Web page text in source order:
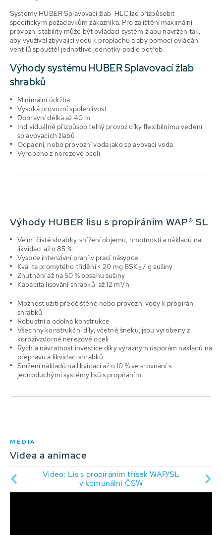
Systémy HUBER Splavovací žlab HLC lze přizpůsobit
specifickým požadavkům zákazníka. Pro zajištění maximální
provozní stability může být ovládací systém žlabu navržen tak,
aby využíval zbývající vodu k proplachu a aby pomocí ovládání
ventilů spouštěl jednotlivé jednotky podle potřeb.
Výhody systému HUBER Splavovací žlab
shrabků
Minimální údržba
Vysoká provozní spolehlivost
Dopravní délka až 40 m
Individuálně přizpůsobitelný provoz díky flexibilnímu vedení
splavovacích žlabů
Odpadní, nebo provozní voda jako splavovací voda
Vyrobeno z nerezové oceli
Výhody HUBER lisu s propíráním WAP® SL
Velmi čisté shrabky, snížení objemu, hmotnosti a nákladů na
likvidaci až o 85 %
Vysoce intenzivní praní v prací násypce.
Kvalita promytého třídění < 20 mg BSK5/ g sušiny
Zhutnění až na 50 % obsahu sušiny
Kapacita lisování shrabků až 12 m³/h
Možnost užití předčištěné nebo provozní vody k propírání
shrabků.
Robustní a odolná konstrukce
Všechny konstrukční díly, včetně šneku, jsou vyrobeny z
korozivzdorné nerezové oceli
Rychlá návratnost investice díky výrazným úsporám nákladů na
přepravu a likvidaci shrabků
Snížení nákladů na likvidaci až o 10 % ve srovnání s
jednoduchými systémy lisů s propíráním
MÉDIA
Videa a animace
Video: Lis s propíráním třísek WAP/SL
v komunální ČSW